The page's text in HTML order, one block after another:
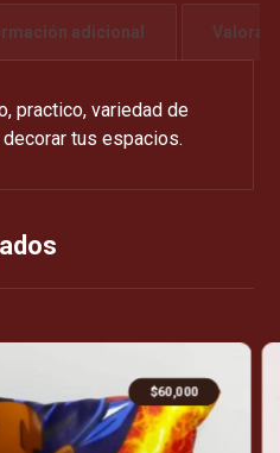
adicional
practico, variedad de
tus espacios.
$60,000